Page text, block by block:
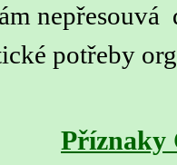
nepřesouvá
potřeby
Příznaky